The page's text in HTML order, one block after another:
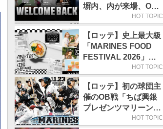
塀内、内が来場、OB
解説も／9月22日開催
HOT TOPIC
【ロッテ】史上最大級
「MARINES FOOD
FESTIVAL 2026」第4
弾「KOREAN
日／初日はビール半額
デー
HOT TOPIC
【ロッテ】初の球団主
催のOB戦「ちば興銀
プレゼンツマリーンズ
スペシャルゲームHOT TOPIC